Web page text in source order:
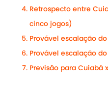
Retrospecto entre
cinco jogos)
Provável escalação
Provável escalação
Previsão para Cuiabá